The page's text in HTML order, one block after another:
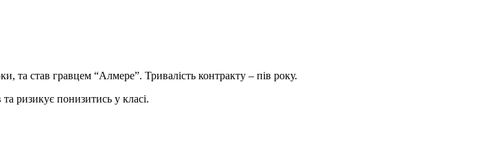
та став гравцем “Алмере”. Тривалість контракту – пів року.
ризикує понизитись у класі.